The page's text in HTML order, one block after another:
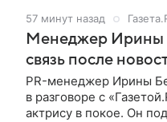
57 минут назад
Менеджер Ирины
связь после
PR-менеджер Ирины
в разговоре с
актрису в покое. Он